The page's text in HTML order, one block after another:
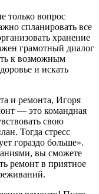
только вопрос
спланировать все
хранение
грамотный диалог
к возможным
и искать
и ремонта, Игоря
— это командная
свою
Тогда стресс
гораздо больше».
вы сможете
ремонт в приятное